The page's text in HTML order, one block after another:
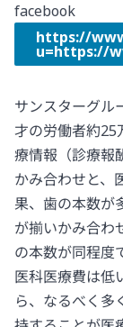
facebook
https://
u=https://
サンスターグル
才の労働者約25
療情報（診療報
かみ合わせと、
果、歯の本数が
が揃いかみ合わ
の本数が同程度
医科医療費は低
ら、なるべく多